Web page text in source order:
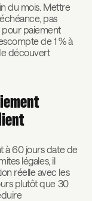
du mois. Mettre
pas
paiement
de 1 % à
découvert
à 60 jours date de
légales, il
réelle avec les
plutôt que 30